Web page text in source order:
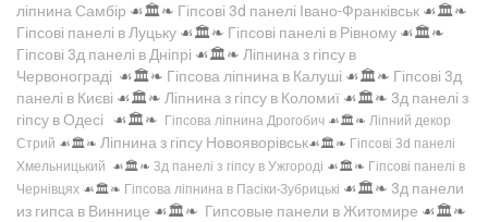
ліпнина Самбір ☙🏛️❧ Гіпсові 3d панелі Івано-Франківськ ☙🏛️❧
Гіпсові панелі в Луцьку ☙🏛️❧ Гіпсові панелі в Рівному ☙🏛️❧
Гіпсові 3д панелі в Дніпрі ☙🏛️❧ Ліпнина з гіпсу в
Червонограді ☙🏛️❧ Гіпсова ліпнина в Калуші ☙🏛️❧ Гіпсові 3д
панелі в Києві ☙🏛️❧ Ліпнина з гіпсу в Коломиї ☙🏛️❧ 3д панелі з
гіпсу в Одесі ☙🏛️❧ Гіпсова ліпнина Дрогобич ☙🏛️❧ Ліпний декор
Стрий ☙🏛️❧ Ліпнина з гіпсу Новояворівськ☙🏛️❧ Гіпсові 3d панелі
Хмельницький ☙🏛️❧ 3д панелі з гіпсу в Ужгороді ☙🏛️❧ Гіпсові панелі в
Чернівцях ☙🏛️❧ Гіпсова ліпнина в Пасіки-Зубрицькі ☙🏛️❧ 3д панели
из гипса в Виннице ☙🏛️❧ Гипсовые панели в Житомире ☙🏛️❧